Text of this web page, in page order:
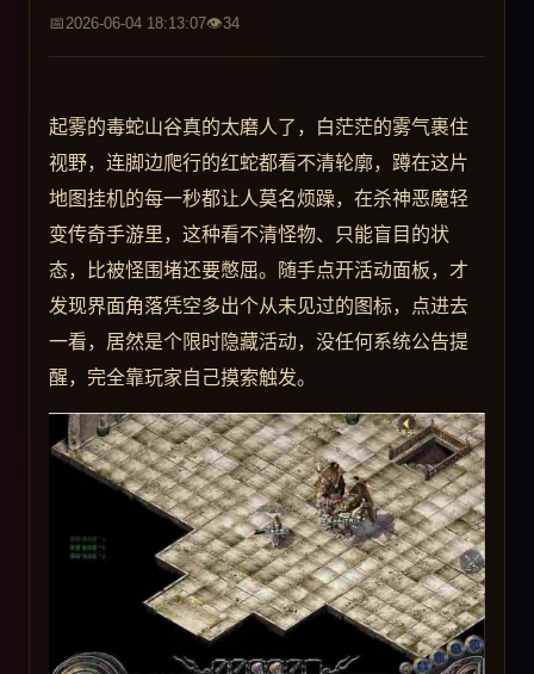
2026-06-04 18:13:07 34
起雾的毒蛇山谷真的太磨人了，白茫茫的雾气裹住
视野，连脚边爬行的红蛇都看不清轮廓，蹲在这片
地图挂机的每一秒都让人莫名烦躁，在杀神恶魔轻
变传奇手游里，这种看不清怪物、只能盲目的状
态，比被怪围堵还要憋屈。随手点开活动面板，才
发现界面角落凭空多出个从未见过的图标，点进去
一看，居然是个限时隐藏活动，没任何系统公告提
醒，完全靠玩家自己摸索触发。